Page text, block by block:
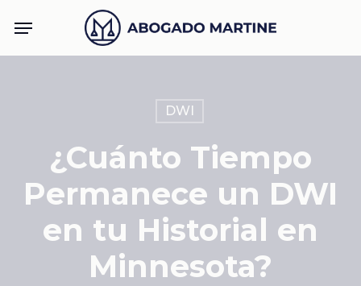
Menu
DWI
¿Cuánto Tiempo
Permanece un DWI
en tu Historial en
Minnesota?